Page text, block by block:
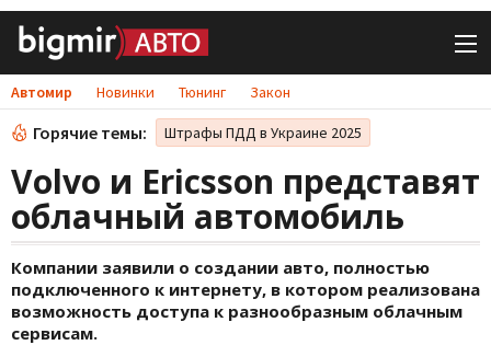
Автомир Новинки Тюнинг Закон
Горячие темы: Штрафы ПДД в Украине 2025
Volvo и Ericsson представят
облачный автомобиль
Компании заявили о создании авто, полностью
подключенного к интернету, в котором реализована
возможность доступа к разнообразным облачным
сервисам.